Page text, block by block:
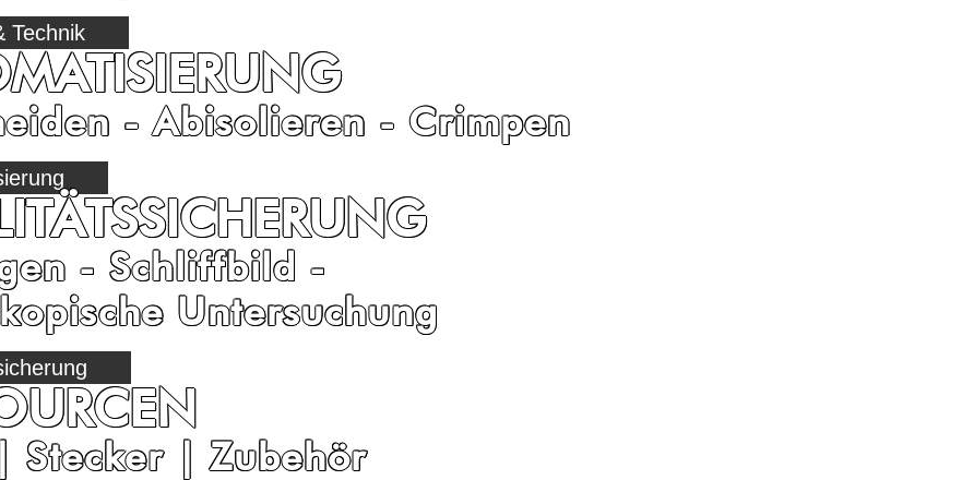
Technik
- Abisolieren - Crimpen
- Schliffbild -
Untersuchung
Stecker | Zubehör